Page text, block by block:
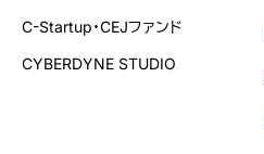
C-Startup・CEJファンド
CYBERDYNE STUDIO